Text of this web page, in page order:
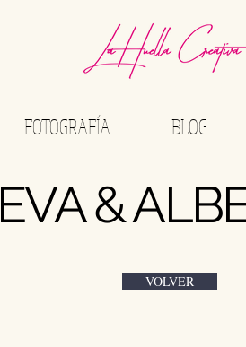
FOTOGRAFÍA BLOG
EVA &
VOLVER